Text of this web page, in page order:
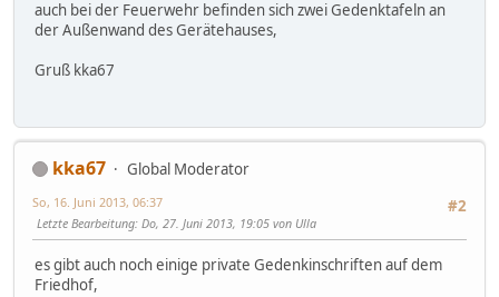
auch bei der Feuerwehr befinden sich zwei Gedenktafeln an
der Außenwand des Gerätehauses,
Gruß kka67
kka67
Global Moderator
#2
So, 16. Juni 2013, 06:37
Letzte Bearbeitung: Do, 27. Juni 2013, 19:05 von Ulla
es gibt auch noch einige private Gedenkinschriften auf dem
Friedhof,